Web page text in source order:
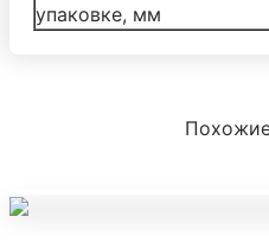
упаковке, мм